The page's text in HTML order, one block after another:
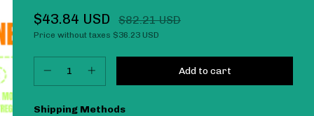
$43.84 USD $82.21 USD
Price without taxes $36.23 USD
Shipping for zipcode:
Shipping Methods